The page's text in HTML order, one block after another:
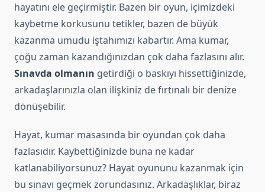
hayatını ele geçirmiştir. Bazen bir oyun, içimizdeki
kaybetme korkusunu tetikler, bazen de büyük
kazanma umudu iştahımızı kabartır. Ama kumar,
çoğu zaman kazandığınızdan çok daha fazlasını alır.
Sınavda olmanın getirdiği o baskıyı hissettiğinizde,
arkadaşlarınızla olan ilişkiniz de fırtınalı bir denize
dönüşebilir.
Hayat, kumar masasında bir oyundan çok daha
fazlasıdır. Kaybettiğinizde buna ne kadar
katlanabiliyorsunuz? Hayat oyununu kazanmak için
bu sınavı geçmek zorundasınız. Arkadaşlıklar, biraz